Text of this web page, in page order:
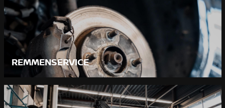
REMMENSERVICE